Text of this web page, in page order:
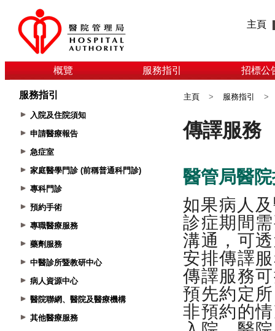
主頁
概覽 服務指引 招標公
服務指引
入院及住院須知
申請醫療報告
急症室
家庭醫學門診 (前稱普通科門診)
專科門診
預約手術
專職醫療服務
藥劑服務
中醫診所暨教研中心
病人資源中心
醫院聯網、醫院及醫療機構
其他醫療服務
主頁 > 服務指引 >